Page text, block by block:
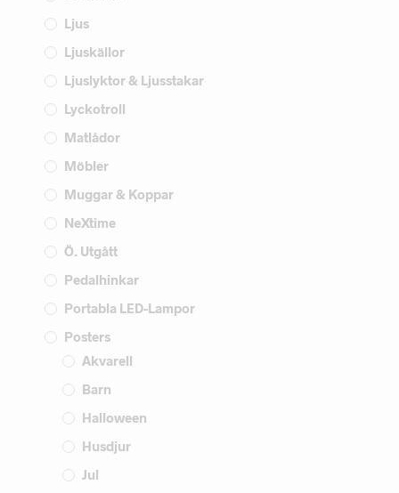
Ljus
Ljuskällor
Ljuslyktor & Ljusstakar
Lyckotroll
Matlådor
Möbler
Muggar & Koppar
NeXtime
Ö. Utgått
Pedalhinkar
Portabla LED-Lampor
Posters
Akvarell
Barn
Halloween
Husdjur
Jul